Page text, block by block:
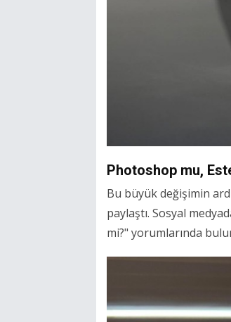
Photoshop mu,
Bu büyük değişimin
paylaştı. Sosyal
mi?" yorumlarında